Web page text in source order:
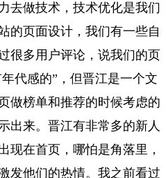
去做技术，技术优化是我们
的页面设计，我们有一些自
很多用户评论，说我们的页
代感的”，但晋江是一个文
做榜单和推荐的时候考虑的
出来。晋江有非常多的新人
现在首页，哪怕是角落里，
发他们的热情。我之前看过